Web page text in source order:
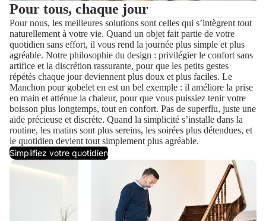
Pour tous, chaque jour
Pour nous, les meilleures solutions sont celles qui s’intègrent tout
naturellement à votre vie. Quand un objet fait partie de votre
quotidien sans effort, il vous rend la journée plus simple et plus
agréable. Notre philosophie du design : privilégier le confort sans
artifice et la discrétion rassurante, pour que les petits gestes
répétés chaque jour deviennent plus doux et plus faciles. Le
Manchon pour gobelet en est un bel exemple : il améliore la prise
en main et atténue la chaleur, pour que vous puissiez tenir votre
boisson plus longtemps, tout en confort. Pas de superflu, juste une
aide précieuse et discrète. Quand la simplicité s’installe dans la
routine, les matins sont plus sereins, les soirées plus détendues, et
le quotidien devient tout simplement plus agréable.
Simplifiez votre quotidien